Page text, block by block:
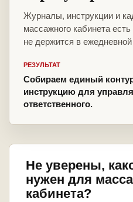
Журналы, инструкции и
массажного кабинета
не держится в
РЕЗУЛЬТАТ
Собираем единый
инструкцию для
ответственного.
Не уверены,
нужен для
кабинета?